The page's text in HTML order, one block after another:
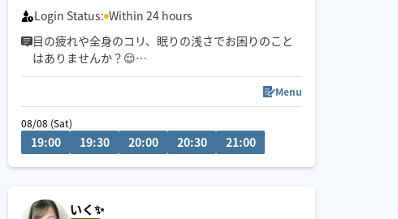
13:30 14:00 14:30 15:00 22:30
Login Status: Within 24 hours
目の疲れや全身のコリ、眠りの浅さでお困りのこと
はありませんか？😌
忙しい毎日の中で、自分だけのご褒美時間をぜひお
◯お子様OK
◯ペットOK
※7/25、7/26は公共交通機関での移動となります。
Menu
08/08 (Sat)
19:00 19:30 20:00 20:30 21:00
いく✨